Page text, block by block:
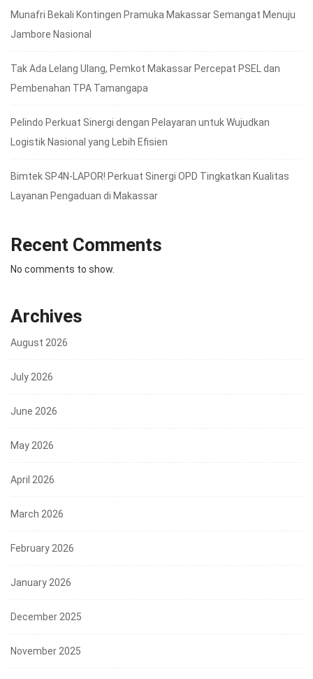
Munafri Bekali Kontingen Pramuka Makassar Semangat Menuju
Jambore Nasional
Tak Ada Lelang Ulang, Pemkot Makassar Percepat PSEL dan
Pembenahan TPA Tamangapa
Pelindo Perkuat Sinergi dengan Pelayaran untuk Wujudkan
Logistik Nasional yang Lebih Efisien
Bimtek SP4N-LAPOR! Perkuat Sinergi OPD Tingkatkan Kualitas
Layanan Pengaduan di Makassar
Recent Comments
No comments to show.
Archives
August 2026
July 2026
June 2026
May 2026
April 2026
March 2026
February 2026
January 2026
December 2025
November 2025